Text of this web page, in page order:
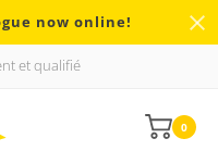
now online!
et qualifié
0